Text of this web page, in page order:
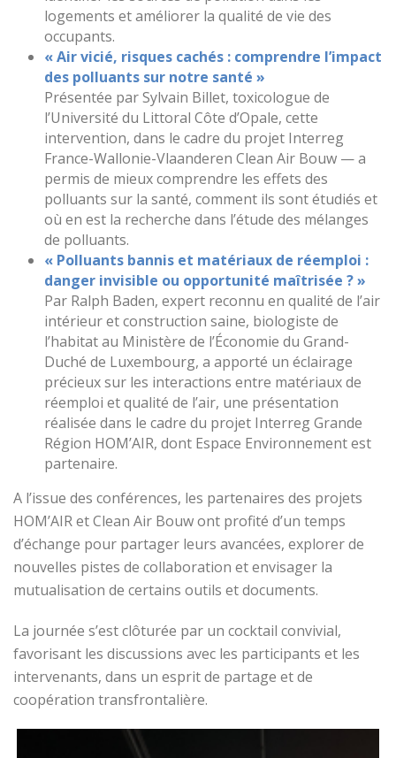
logements et améliorer la qualité de vie des
occupants.
« Air vicié, risques cachés : comprendre l’impact
des polluants sur notre santé »
Présentée par Sylvain Billet, toxicologue de
l’Université du Littoral Côte d’Opale, cette
intervention, dans le cadre du projet Interreg
France-Wallonie-Vlaanderen Clean Air Bouw — a
permis de mieux comprendre les effets des
polluants sur la santé, comment ils sont étudiés et
où en est la recherche dans l’étude des mélanges
de polluants.
« Polluants bannis et matériaux de réemploi :
danger invisible ou opportunité maîtrisée ? »
Par Ralph Baden, expert reconnu en qualité de l’air
intérieur et construction saine, biologiste de
l’habitat au Ministère de l’Économie du Grand-
Duché de Luxembourg, a apporté un éclairage
précieux sur les interactions entre matériaux de
réemploi et qualité de l’air, une présentation
réalisée dans le cadre du projet Interreg Grande
Région HOM’AIR, dont Espace Environnement est
partenaire.
A l’issue des conférences, les partenaires des projets
HOM’AIR et Clean Air Bouw ont profité d’un temps
d’échange pour partager leurs avancées, explorer de
nouvelles pistes de collaboration et envisager la
mutualisation de certains outils et documents.
La journée s’est clôturée par un cocktail convivial,
favorisant les discussions avec les participants et les
intervenants, dans un esprit de partage et de
coopération transfrontalière.